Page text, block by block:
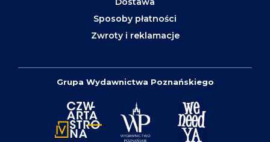
Sposoby płatności
Zwroty i reklamacje
Grupa Wydawnictwa Poznańskiego